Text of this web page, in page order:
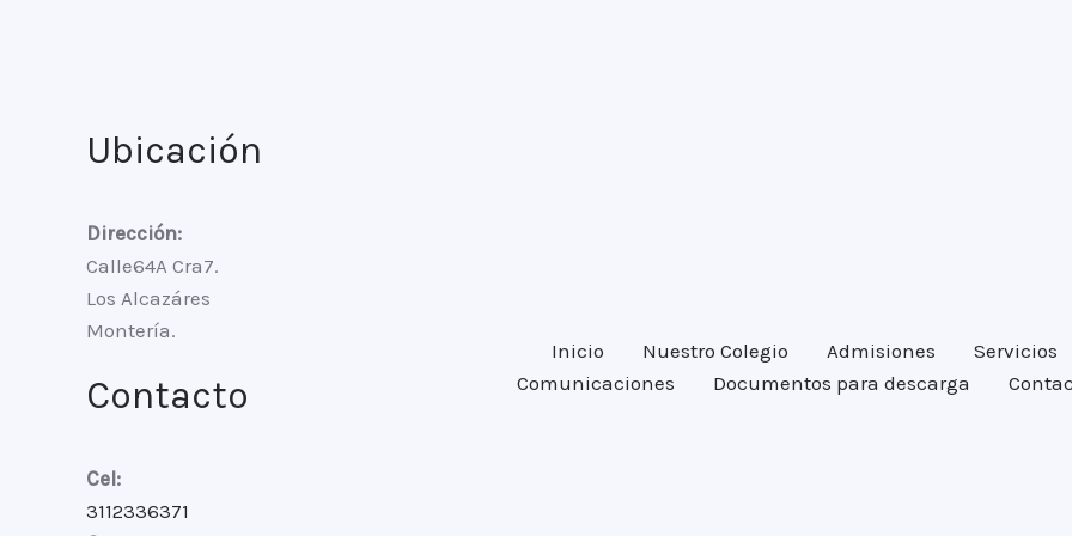
Ubicación
Dirección:
Calle64A Cra7.
Los Alcazáres
Montería.
Contacto
Cel:
3112336371
Inicio Nuestro Colegio Admisiones
Servicios
Comunicaciones
Documentos para descarga